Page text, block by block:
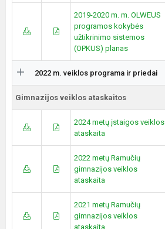
2019-2020 m. m. OLWEUS
programos kokybės
užtikrinimo sistemos
(OPKUS) planas
2022 m. veiklos programa ir priedai
Gimnazijos veiklos ataskaitos
2024 metų įstaigos veiklos
ataskaita
2022 metų Ramučių
gimnazijos veiklos
ataskaita
2021 metų Ramučių
gimnazijos veiklos
ataskaita